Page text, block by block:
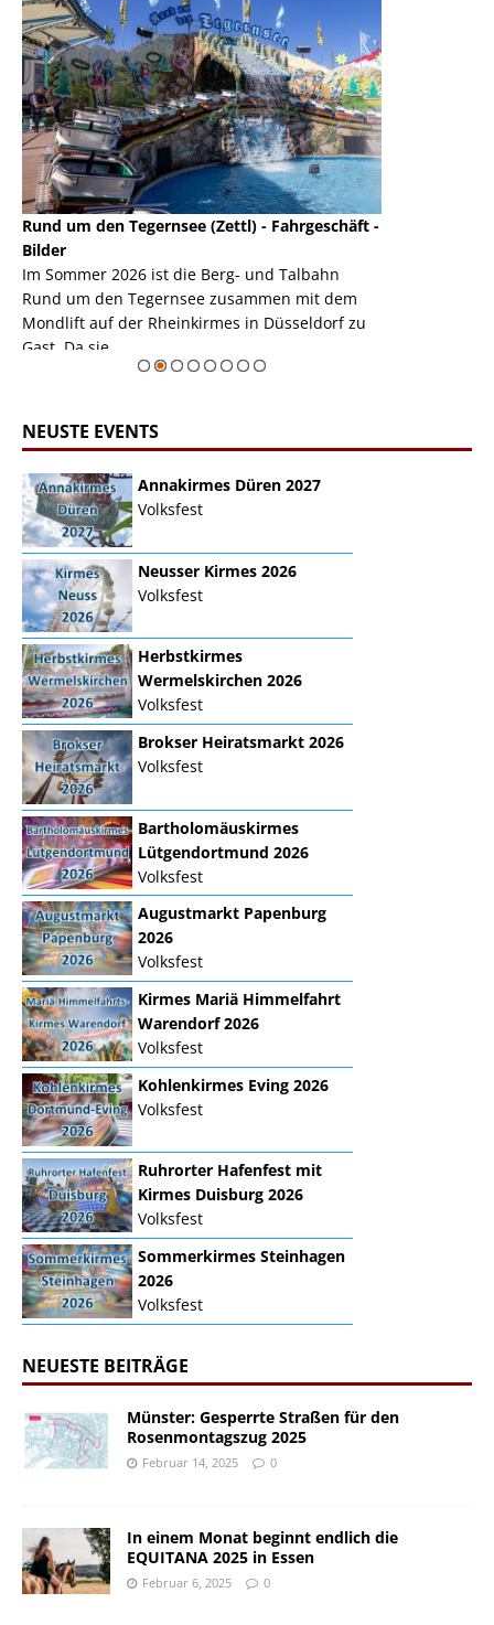
Rund um den Tegernsee (Zettl) - Fahrgeschäft -
Bilder
Im Sommer 2026 ist die Berg- und Talbahn
Rund um den Tegernsee zusammen mit dem
Mondlift auf der Rheinkirmes in Düsseldorf zu
Gast. Da sie ...
NEUSTE EVENTS
Annakirmes Düren 2027
Volksfest
Neusser Kirmes 2026
Volksfest
Herbstkirmes
Wermelskirchen 2026
Volksfest
Brokser Heiratsmarkt 2026
Volksfest
Bartholomäuskirmes
Lütgendortmund 2026
Volksfest
Augustmarkt Papenburg
2026
Volksfest
Kirmes Mariä Himmelfahrt
Warendorf 2026
Volksfest
Kohlenkirmes Eving 2026
Volksfest
Ruhrorter Hafenfest mit
Kirmes Duisburg 2026
Volksfest
Sommerkirmes Steinhagen
2026
Volksfest
NEUESTE BEITRÄGE
Münster: Gesperrte Straßen für den
Rosenmontagszug 2025
Februar 14, 2025 0
In einem Monat beginnt endlich die
EQUITANA 2025 in Essen
Februar 6, 2025 0